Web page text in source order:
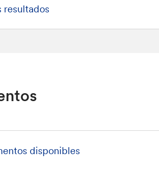
resultados
disponibles